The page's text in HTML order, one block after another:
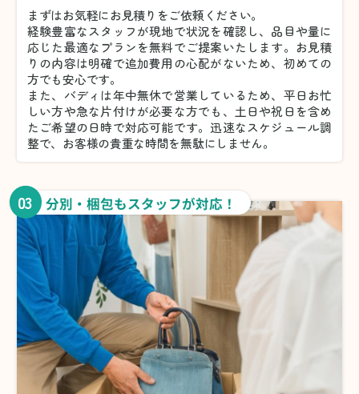
まずはお気軽にお見積りをご依頼ください。
経験豊富なスタッフが現地で状況を確認し、品目や量に
応じた最適なプランを無料でご提案いたします。お見積
りの内容は明確で追加費用の心配がないため、初めての
方でも安心です。
また、バディは年中無休で営業しているため、平日お忙
しい方や急な片付けが必要な方でも、土日や祝日を含め
たご希望の日時で対応可能です。迅速なスケジュール調
整で、お客様の貴重な時間を無駄にしません。
03 分別・梱包もスタッフが対応！